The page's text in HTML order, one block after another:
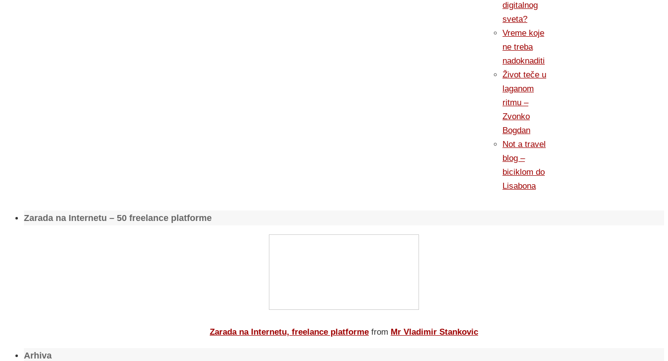
digitalnog
sveta?
Vreme koje
ne treba
nadoknaditi
Život teče u
laganom
ritmu –
Zvonko
Bogdan
Not a travel
blog –
biciklom do
Lisabona
Zarada na Internetu – 50 freelance platforme
Zarada na Internetu, freelance platforme from Mr Vladimir Stankovic
Arhiva